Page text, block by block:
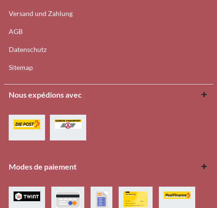
Versand und Zahlung
AGB
Datenschutz
Sitemap
Nous expédions avec
Modes de paiement